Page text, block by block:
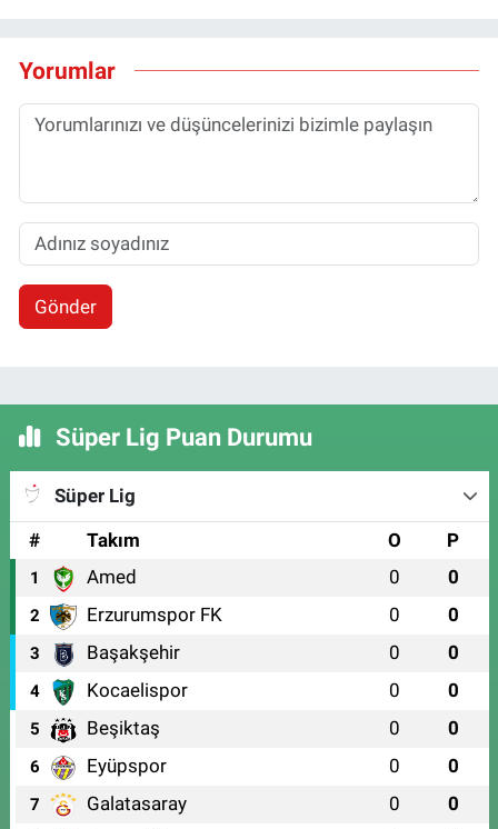
Yorumlar
Gönder
Süper Lig Puan Durumu
Süper Lig
#
Takım O P
1 Amed 0 0
2 Erzurumspor FK 0 0
3 Başakşehir 0 0
4 Kocaelispor 0 0
5 Beşiktaş 0 0
6 Eyüpspor 0 0
7 Galatasaray 0 0